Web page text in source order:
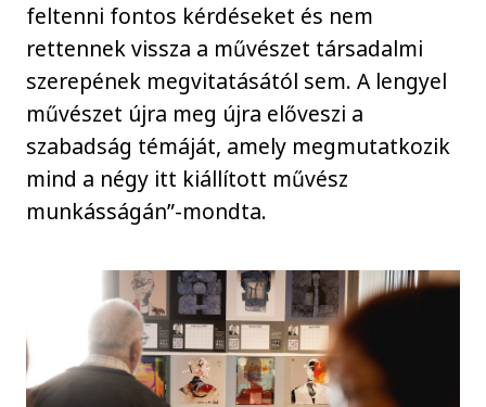
feltenni fontos kérdéseket és nem
rettennek vissza a művészet társadalmi
szerepének megvitatásától sem. A lengyel
művészet újra meg újra előveszi a
szabadság témáját, amely megmutatkozik
mind a négy itt kiállított művész
munkásságán”-mondta.